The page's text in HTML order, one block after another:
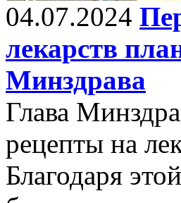
04.07.2024
лекарств
Минздрава
Глава
рецепты на
Благодаря